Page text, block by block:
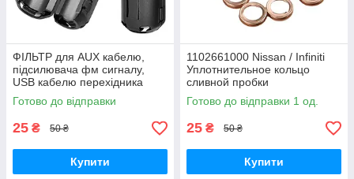
ФІЛЬТР для AUX кабелю,
підсилювача фм сигналу,
USB кабелю перехідника
Готово до відправки
25 ₴ 50 ₴
Купити
1102661000 Nissan / Infiniti
Уплотнительное кольцо
сливной пробки
Готово до відправки 1 од.
25 ₴ 50 ₴
Купити